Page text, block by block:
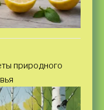
природного